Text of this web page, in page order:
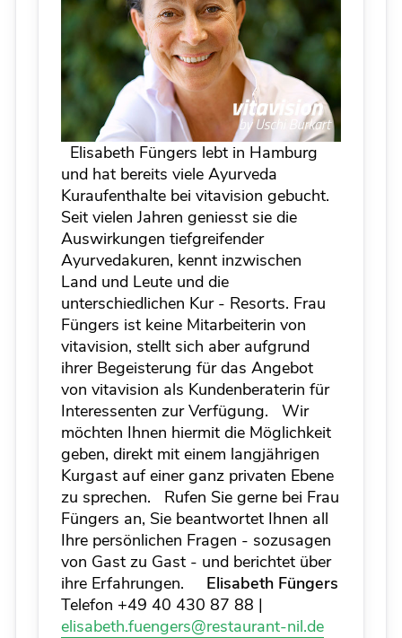
Elisabeth Füngers lebt in Hamburg
und hat bereits viele Ayurveda
Kuraufenthalte bei vitavision gebucht.
Seit vielen Jahren geniesst sie die
Auswirkungen tiefgreifender
Ayurvedakuren, kennt inzwischen
Land und Leute und die
unterschiedlichen Kur - Resorts. Frau
Füngers ist keine Mitarbeiterin von
vitavision, stellt sich aber aufgrund
ihrer Begeisterung für das Angebot
von vitavision als Kundenberaterin für
Interessenten zur Verfügung.
Wir
möchten Ihnen hiermit die Möglichkeit
geben, direkt mit einem langjährigen
Kurgast auf einer ganz privaten Ebene
zu sprechen.
Rufen Sie gerne bei Frau
Füngers an, Sie beantwortet Ihnen all
Ihre persönlichen Fragen - sozusagen
von Gast zu Gast - und berichtet über
ihre Erfahrungen.
Elisabeth Füngers
Telefon +49 40 430 87 88 |
elisabeth.fuengers@restaurant-nil.de